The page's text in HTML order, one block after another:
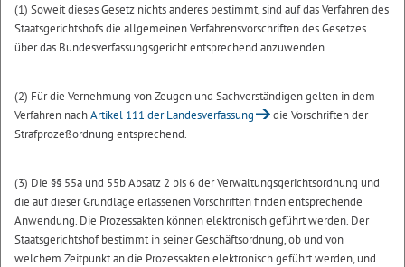
(1) Soweit dieses Gesetz nichts anderes bestimmt, sind auf das Verfahren des
Staatsgerichtshofs die allgemeinen Verfahrensvorschriften des Gesetzes
über das Bundesverfassungsgericht entsprechend anzuwenden.
(2) Für die Vernehmung von Zeugen und Sachverständigen gelten in dem
Verfahren nachArtikel 111 der Landesverfassung
die Vorschriften der
Strafprozeßordnung entsprechend.
(3) Die §§ 55a und 55b Absatz 2 bis 6 der Verwaltungsgerichtsordnung und
die auf dieser Grundlage erlassenen Vorschriften finden entsprechende
Anwendung. Die Prozessakten können elektronisch geführt werden. Der
Staatsgerichtshof bestimmt in seiner Geschäftsordnung, ob und von
welchem Zeitpunkt an die Prozessakten elektronisch geführt werden, und